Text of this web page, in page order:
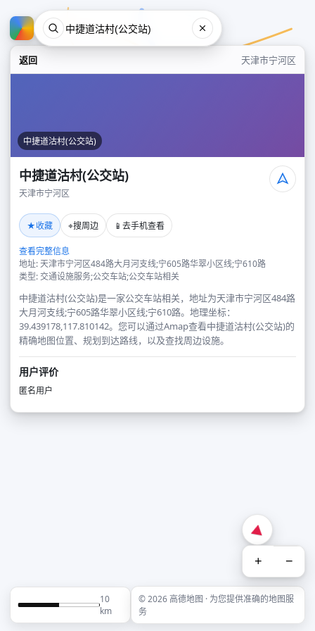
返回 天津市宁河区
中捷道沽村(公交站)
中捷道沽村(公交站)
天津市宁河区
★收藏 ⌖搜周边 📱 去手机查看
查看完整信息
地址: 天津市宁河区484路大月河支线;宁605路华翠小区线;宁610路
类型: 交通设施服务;公交车站;公交车站相关
中捷道沽村(公交站)是一家公交车站相关，地址为天津市宁河区484路
大月河支线;宁605路华翠小区线;宁610路。地理坐标：
39.439178,117.810142。您可以通过Amap查看中捷道沽村(公交站)的
精确地图位置、规划到达路线，以及查找周边设施。
用户评价
匿名用户
+ −
10
km
© 2026 高德地图 · 为您提供准确的地图服
务